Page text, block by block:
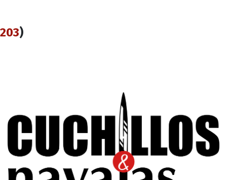
203)